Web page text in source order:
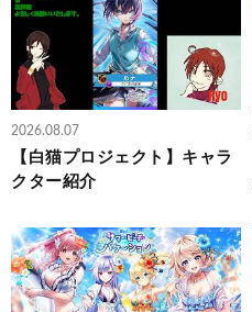
2026.08.07
【白猫プロジェクト】キャラ
クター紹介